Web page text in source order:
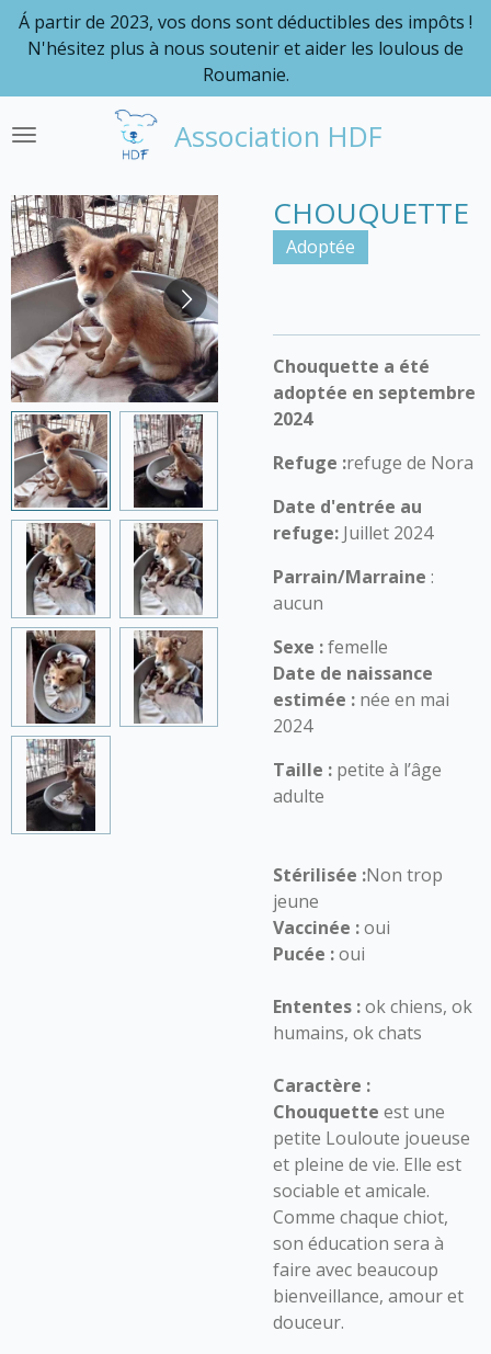
Passer
principal
Association HDF
Á partir de 2023, vos dons sont déductibles des impôts !
N'hésitez plus à nous soutenir et aider les loulous de
Roumanie.
CHOUQUETTE
Adoptée
Chouquette a été
adoptée en septembre
2024
Refuge :refuge de Nora
Date d'entrée au
refuge: Juillet 2024
Parrain/Marraine :
aucun
Sexe :femelle
Date de naissance
estimée : née en mai
2024
Taille : petite à l’âge
adulte
Stérilisée :Non trop
jeune
Vaccinée :oui
Pucée :oui
Ententes :ok chiens, ok
humains, ok chats
Caractère :
Chouquette est une
petite Louloute joueuse
et pleine de vie. Elle est
sociable et amicale.
Comme chaque chiot,
son éducation sera à
faire avec beaucoup
bienveillance, amour et
douceur.